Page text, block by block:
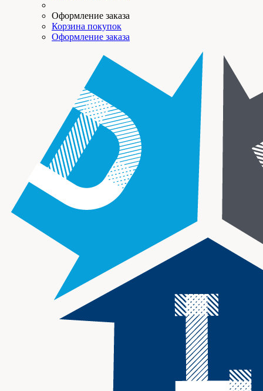
Оформление заказа
Корзина покупок
Оформление заказа